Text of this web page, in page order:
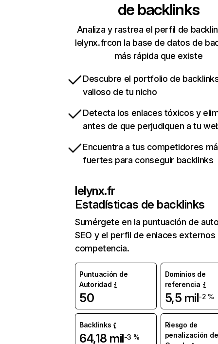
de backlinks
Analiza y rastrea el perfil de
lelynx.frcon la base de datos de
más rápida que existe
Descubre el portfolio de
valioso de tu nicho
Detecta los enlaces tóxicos y
antes de que perjudiquen a tu
Encuentra a tus competidores
fuertes para conseguir backlinks
lelynx.fr
Estadísticas de backlinks
Sumérgete en la puntuación de
SEO y el perfil de enlaces externos
competencia.
Puntuación de
Autoridad
50
Dominios de
referencia
5,5 mil-2 %
Backlinks
64,18 mil-3 %
Riesgo de
penalización de